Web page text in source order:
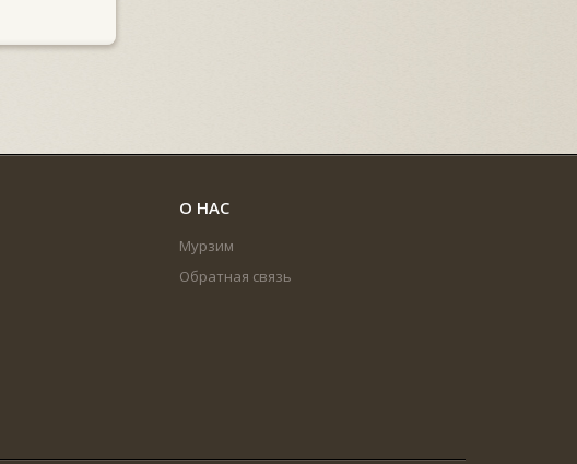
О НАС
Мурзим
Обратная связь